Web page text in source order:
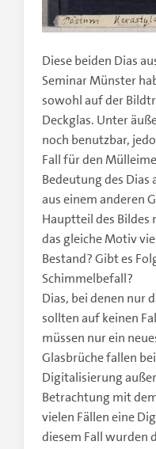
Diese beiden Dias
Seminar Münster
sowohl auf der
Deckglas. Unter
noch benutzbar,
Fall für den
Bedeutung des Dias
aus einem anderen
Hauptteil des Bildes
das gleiche Motiv
Bestand? Gibt es
Schimmelbefall?
Dias, bei denen nur
sollten auf keinen
müssen nur ein
Glasbrüche fallen
Digitalisierung
Betrachtung mit
vielen Fällen eine
diesem Fall wurden